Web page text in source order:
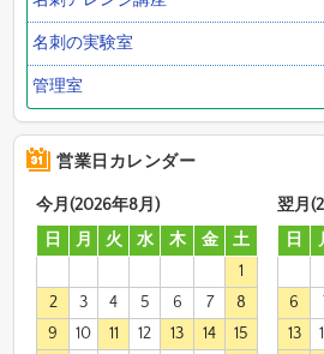
名刺の実験室
管理室
営業日カレンダー
今月(2026年8月)
日
月 火 水 木 金
土
1
2
3 4 5 6 7
8
9
10 11 12 13 14
15
翌月
日
6
13